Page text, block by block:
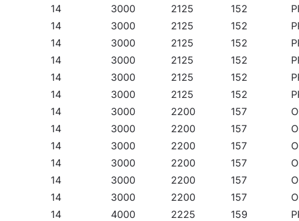
Voir nos luminaires sur la plateforme BIMobject
Regardez notre vidéo d'instruction - Baris 40 LED
14
3000 2125 152
14
3000 2125 152
14
3000 2125 152
14
3000 2125 152
14
3000 2125 152
14
3000 2125 152
14
3000 2200 157
14
3000 2200 157
14
3000 2200 157
14
3000 2200 157
14
3000 2200 157
14
3000 2200 157
14
4000 2225 159